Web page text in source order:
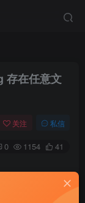
存在任意文
关注 私信
0 1154 41
js/lib.js"